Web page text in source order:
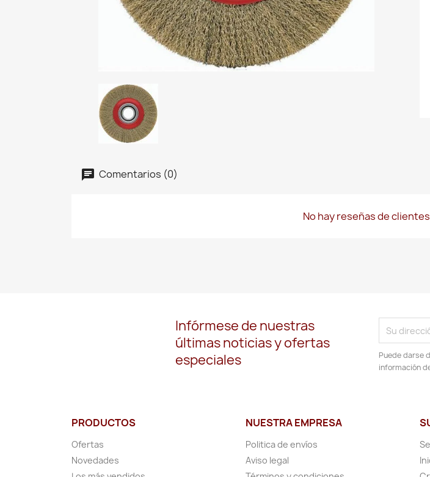
Comentarios (0)
No hay reseñas de
Infórmese de nuestras
últimas noticias y ofertas
especiales
Puede darse
información
PRODUCTOS
Ofertas
Novedades
NUESTRA EMPRESA
Politica de envíos
Aviso legal